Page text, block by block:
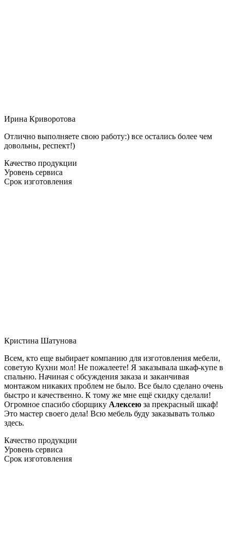
Ирина Криворотова
Отлично выполняете свою работу:) все остались более чем
довольны, респект!)
Качество продукции
Уровень сервиса
Срок изготовления
Кристина Шатунова
Всем, кто еще выбирает компанию для изготовления мебели,
советую Кухни мол! Не пожалеете! Я заказывала шкаф-купе в
спальню. Начиная с обсуждения заказа и заканчивая
монтажом никаких проблем не было. Все было сделано очень
быстро и качественно. К тому же мне ещё скидку сделали!
Огромное спасибо сборщику Алексею за прекрасный шкаф!
Это мастер своего дела! Всю мебель буду заказывать только
здесь.
Качество продукции
Уровень сервиса
Срок изготовления